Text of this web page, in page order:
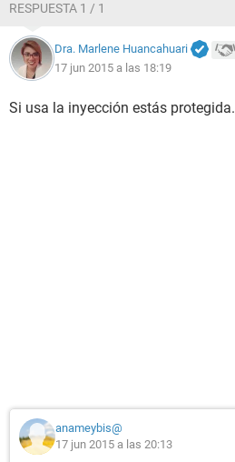
RESPUESTA 1 / 1
Dra. Marlene Huancahuari
17 jun 2015 a las 18:19
Si usa la inyección estás protegida.
anameybis@
17 jun 2015 a las 20:13